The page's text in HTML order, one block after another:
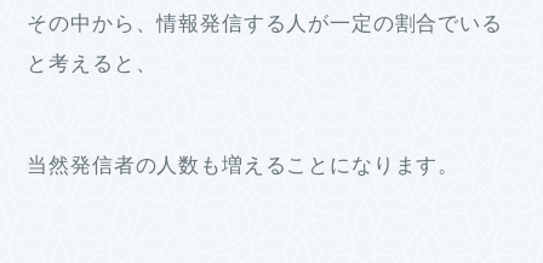
その中から、情報発信する人が一定の割合でいる
と考えると、
当然発信者の人数も増えることになります。